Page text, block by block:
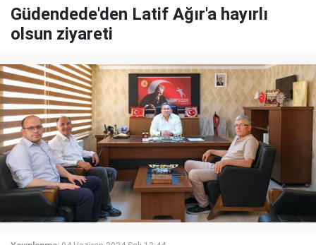
Güdendede'den Latif Ağır'a hayırlı
olsun ziyareti